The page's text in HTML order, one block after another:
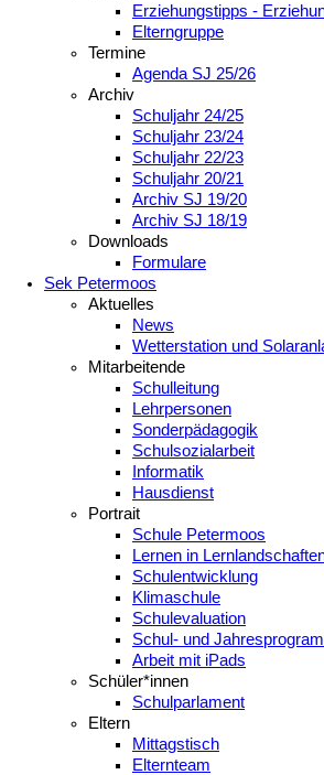
Erziehungstipps -
Elterngruppe
Termine
Agenda SJ 25/26
Archiv
Schuljahr 24/25
Schuljahr 23/24
Schuljahr 22/23
Schuljahr 20/21
Archiv SJ 19/20
Archiv SJ 18/19
Downloads
Formulare
Sek Petermoos
Aktuelles
News
Wetterstation und
Mitarbeitende
Schulleitung
Lehrpersonen
Sonderpädagogik
Schulsozialarbeit
Informatik
Hausdienst
Portrait
Schule Petermoos
Lernen in
Schulentwicklung
Klimaschule
Schulevaluation
Schul- und
Arbeit mit iPads
Schüler*innen
Schulparlament
Eltern
Mittagstisch
Elternteam